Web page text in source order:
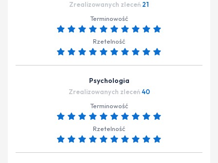
Zrealizowanych zleceń 21
Terminowość
Rzetelność
Psychologia
Zrealizowanych zleceń40
Terminowość
Rzetelność